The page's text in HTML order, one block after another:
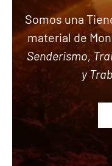
Somos una
material de
Senderismo,
y